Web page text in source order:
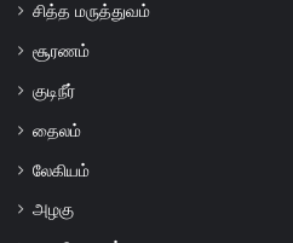
சித்த மருத்துவம்
சூரணம்
குடிநீர்
தைலம்
லேகியம்
அழகு